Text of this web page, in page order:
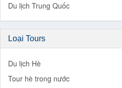
Du lịch Trung Quốc
Loại Tours
Du lịch Hè
Tour hè trong nước